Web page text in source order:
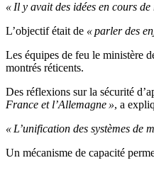
« Il y avait des idées en cours de
L’objectif était de « parler des
Les équipes de feu le ministère
montrés réticents.
Des réflexions sur la sécurité
France et l’Allemagne », a
« L’unification des systèmes de
Un mécanisme de capacité